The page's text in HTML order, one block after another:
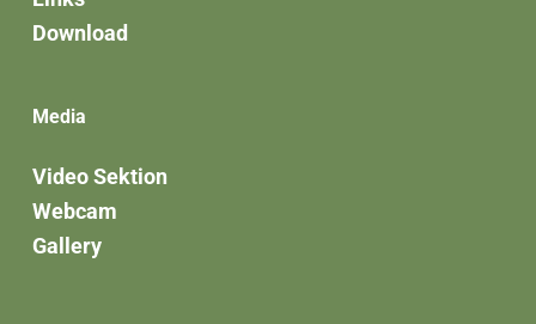
Download
Media
Video Sektion
Webcam
Gallery